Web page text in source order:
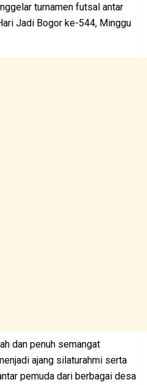
turnamen futsal antar
Jadi Bogor ke-544, Minggu
dan penuh semangat
ajang silaturahmi serta
pemuda dari berbagai desa